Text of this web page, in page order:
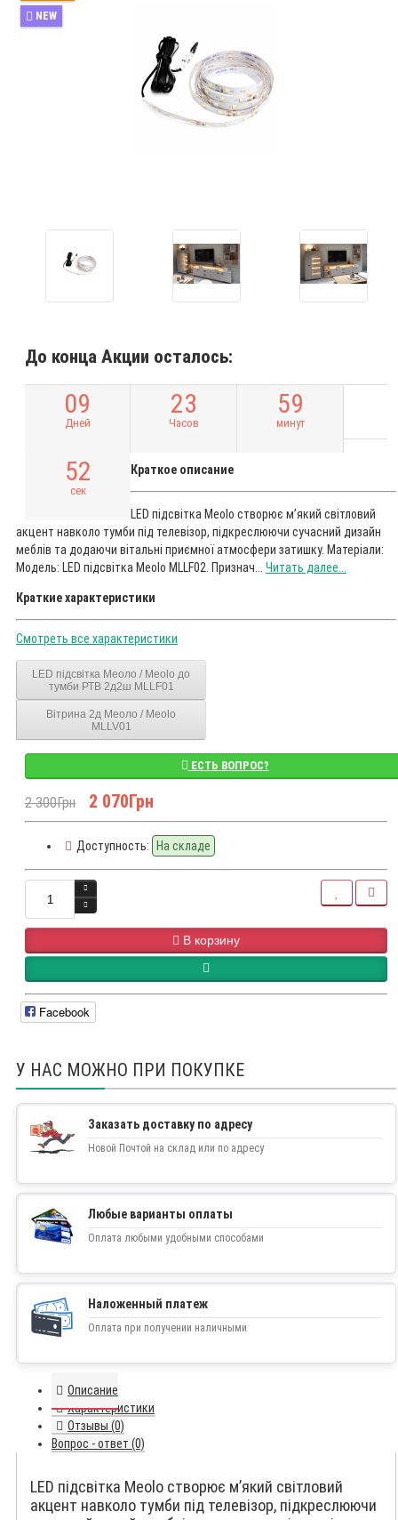
NEW
До конца Акции осталось:
09
Дней
23
Часов
59
минут
51
сек
Краткое описание
LED підсвітка Meolo створює м’який світловий
акцент навколо тумби під телевізор, підкреслюючи сучасний дизайн
меблів та додаючи вітальні приємної атмосфери затишку. Матеріали:
Модель: LED підсвітка Meolo MLLF02. Признач... Читать далее...
Краткие характеристики
Смотреть все характеристики
LED підсвітка Меоло / Meolo до
тумби РТВ 2д2ш MLLF01
Вітрина 2д Меоло / Meolo
MLLV01
ЕСТЬ ВОПРОС?
2 300Грн 2 070Грн
Доступность: На складе
В корзину
Facebook
У НАС МОЖНО ПРИ ПОКУПКЕ
Заказать доставку по адресу
Новой Почтой на склад или по адресу
Любые варианты оплаты
Оплата любыми удобными способами
Наложенный платеж
Оплата при получении наличными
Описание
Характеристики
Отзывы (0)
Вопрос - ответ (0)
LED підсвітка Meolo створює м’який світловий
акцент навколо тумби під телевізор, підкреслюючи